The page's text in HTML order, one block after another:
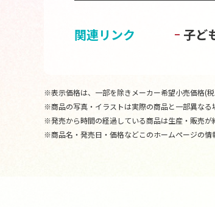
関連リンク 子ど
※表示価格は、一部を除きメーカー希望小売価格(
※商品の写真・イラストは実際の商品と一部異なる
※発売から時間の経過している商品は生産・販売が
※商品名・発売日・価格などこのホームページの情